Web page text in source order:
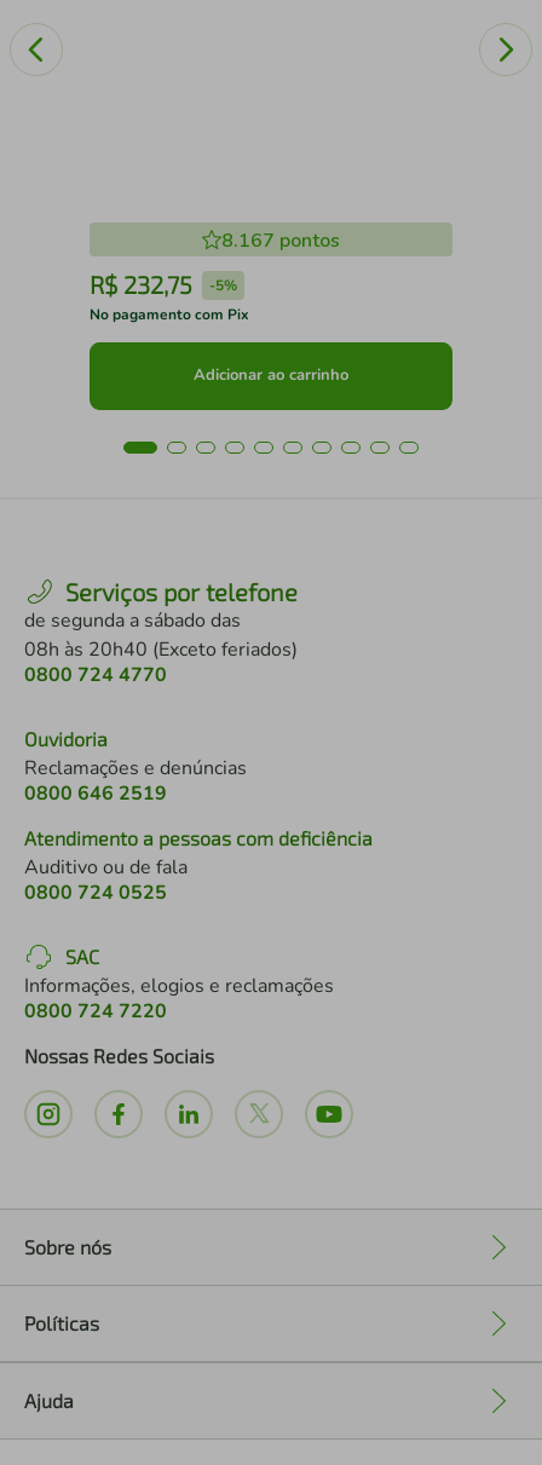
8.167 pontos
R$ 232,75 -5%
No pagamento com Pix
Adicionar ao carrinho
Serviços por telefone
de segunda a sábado das
08h às 20h40 (Exceto feriados)
0800 724 4770
Ouvidoria
Reclamações e denúncias
0800 646 2519
Atendimento a pessoas com deficiência
Auditivo ou de fala
0800 724 0525
SAC
Informações, elogios e reclamações
0800 724 7220
Nossas Redes Sociais
Sobre nós
Políticas
Ajuda